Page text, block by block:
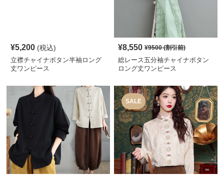
¥5,200 (税込)
立襟チャイナボタン半袖ロング
丈ワンピース
¥8,550 ¥9500(割引前)
総レース五分袖チャイナボタン
ロング丈ワンピース
SALE